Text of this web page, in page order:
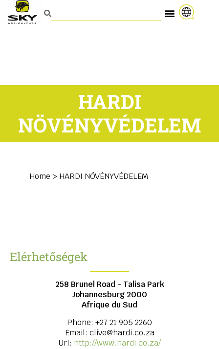
HARDI
NÖVÉNYVÉDELEM
Home > HARDI NÖVÉNYVÉDELEM
Elérhetőségek
258 Brunel Road - Talisa Park
Johannesburg 2000
Afrique du Sud
Phone: +27 21 905 2260
Email: clive@hardi.co.za
Url: http://www.hardi.co.za/